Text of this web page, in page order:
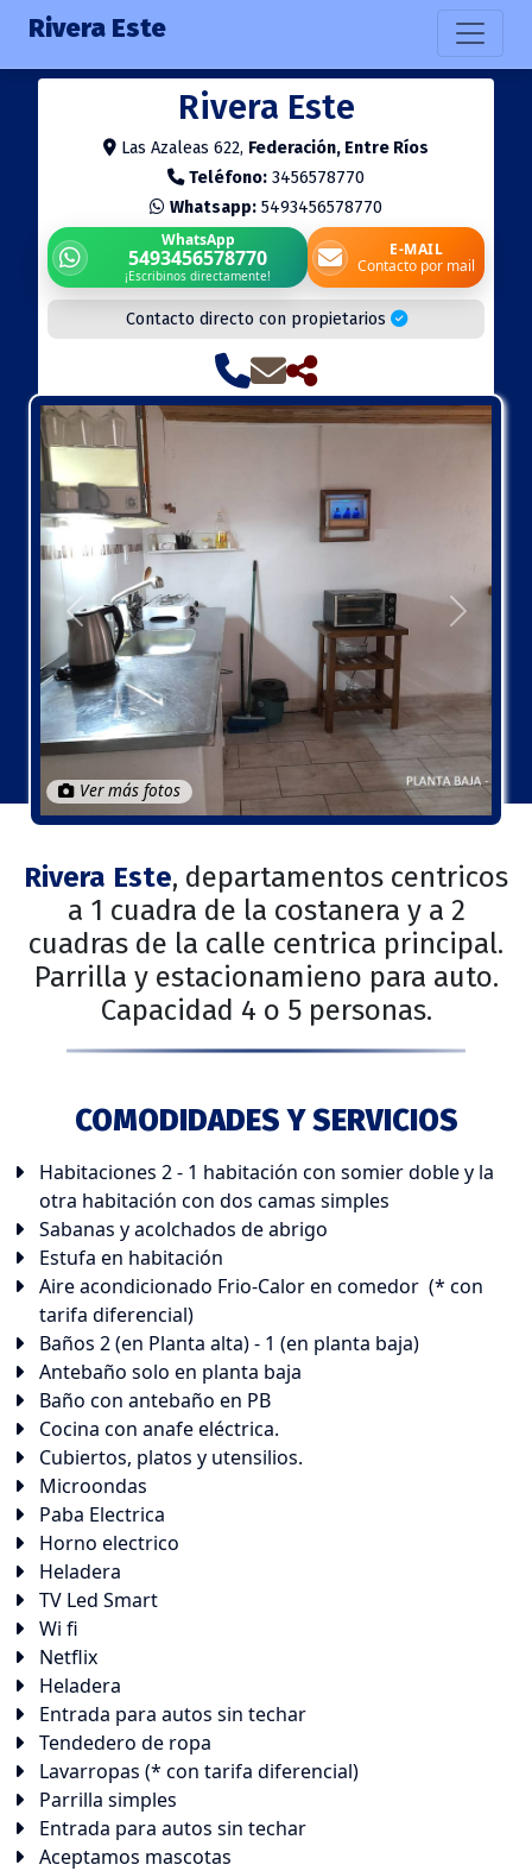
Rivera Este
Rivera Este
Las Azaleas 622, Federación, Entre Ríos
Teléfono: 3456578770
Whatsapp: 5493456578770
WhatsApp
5493456578770
¡Escribinos directamente!
E-MAIL
Contacto por mail
Contacto directo con propietarios
Anterior Próximo
Ver más fotos
Rivera Este, departamentos centricos
a 1 cuadra de la costanera y a 2
cuadras de la calle centrica principal.
Parrilla y estacionamieno para auto.
Capacidad 4 o 5 personas.
COMODIDADES Y SERVICIOS
Habitaciones 2 - 1 habitación con somier doble y la
otra habitación con dos camas simples
Sabanas y acolchados de abrigo
Estufa en habitación
Aire acondicionado Frio-Calor en comedor (* con
tarifa diferencial)
Baños 2 (en Planta alta) - 1 (en planta baja)
Antebaño solo en planta baja
Baño con antebaño en PB
Cocina con anafe eléctrica.
Cubiertos, platos y utensilios.
Microondas
Paba Electrica
Horno electrico
Heladera
TV Led Smart
Wi fi
Netflix
Heladera
Entrada para autos sin techar
Tendedero de ropa
Lavarropas (* con tarifa diferencial)
Parrilla simples
Entrada para autos sin techar
Aceptamos mascotas